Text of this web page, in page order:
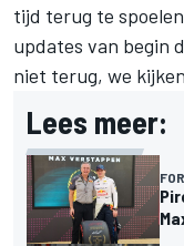
tijd terug te
updates van begin
niet terug, we
Lees meer: